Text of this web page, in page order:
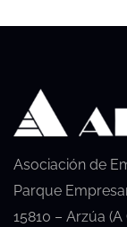
Asociación de
Parque
15810 – Arzúa